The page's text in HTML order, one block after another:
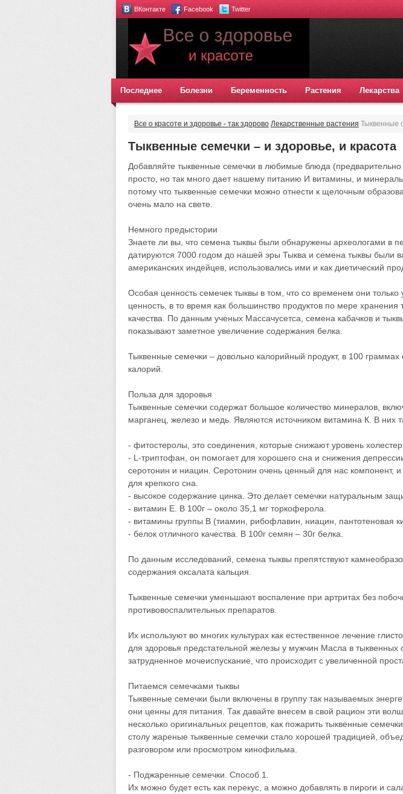
ВКонтакте Facebook Twitter
Последнее Болезни Беременность Растения Лекарства
Все о красоте и здоровье - так здорово Лекарственные растения Тыквенные
Тыквенные семечки – и здоровье, и красота
Добавляйте тыквенные семечки в любимые блюда (предварительно
просто, но так много дает нашему питанию И витамины, и
потому что тыквенные семечки можно отнести к щелочным
очень мало на свете.
Немного предыстории
Знаете ли вы, что семена тыквы были обнаружены археологами в
датируются 7000 годом до нашей эры Тыква и семена тыквы были
американских индейцев, использовались ими и как диетический
Особая ценность семечек тыквы в том, что со временем они
ценность, в то время как большинство продуктов по мере хранения
качества. По данным ученых Массачусетса, семена кабачков и
показывают заметное увеличение содержания белка.
Тыквенные семечки – довольно калорийный продукт, в 100 граммах
калорий.
Польза для здоровья
Тыквенные семечки содержат большое количество минералов,
марганец, железо и медь. Являются источником витамина К. В них
- фитостеролы, это соединения, которые снижают уровень
- L-триптофан, он помогает для хорошего сна и снижения
серотонин и ниацин. Серотонин очень ценный для нас компонент,
для крепкого сна.
- высокое содержание цинка. Это делает семечки натуральным
- витамин Е. В 100г – около 35,1 мг торкоферола.
- витамины группы В (тиамин, рибофлавин, ниацин, пантотеновая
- белок отличного качества. В 100г семян – 30г белка.
По данным исследований, семена тыквы препятствуют
содержания оксалата кальция.
Тыквенные семечки уменьшают воспаление при артритах без
противовоспалительных препаратов.
Их используют во многих культурах как естественное лечение
для здоровья предстательной железы у мужчин Масла в тыквенных
затрудненное мочеиспускание, что происходит с увеличенной
Питаемся семечками тыквы
Тыквенные семечки были включены в группу так называемых
они ценны для питания. Так давайте внесем в свой рацион эти
несколько оригинальных рецептов, как пожарить тыквенные
столу жареные тыквенные семечки стало хорошей традицией,
разговором или просмотром кинофильма.
- Поджаренные семечки. Способ 1.
Их можно будет есть как перекус, а можно добавлять в пироги и